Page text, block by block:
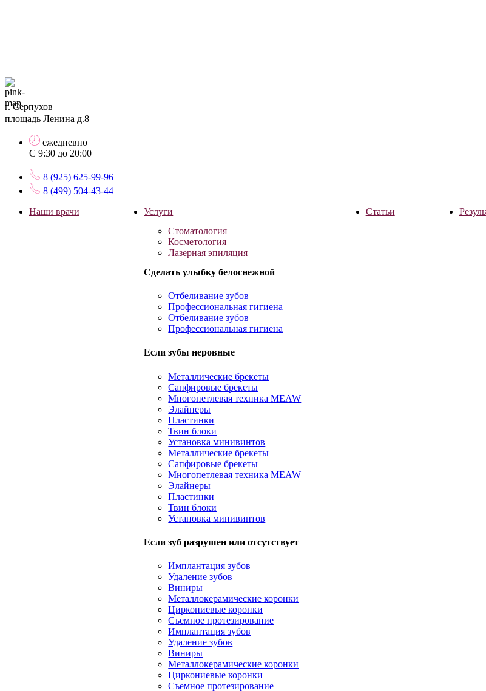
г. Серпухов
площадь Ленина д.8
ежедневно
С 9:30 до 20:00
8 (925) 625-99-96
8 (499) 504-43-44
Наши врачи
Услуги
Стоматология
Косметология
Лазерная эпиляция
Сделать улыбку белоснежной
Отбеливание зубов
Профессиональная гигиена
Отбеливание зубов
Профессиональная гигиена
Если зубы неровные
Металлические брекеты
Сапфировые брекеты
Многопетлевая техника MEAW
Элайнеры
Пластинки
Твин блоки
Установка минивинтов
Металлические брекеты
Сапфировые брекеты
Многопетлевая техника MEAW
Элайнеры
Пластинки
Твин блоки
Установка минивинтов
Если зуб разрушен или отсутствует
Имплантация зубов
Удаление зубов
Виниры
Металлокерамические коронки
Циркониевые коронки
Съемное протезирование
Имплантация зубов
Удаление зубов
Виниры
Металлокерамические коронки
Циркониевые коронки
Съемное протезирование
Статьи